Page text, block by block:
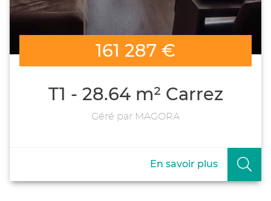
161 287 €
T1 - 28.64 m² Carrez
Géré par MAGORA
En savoir plus